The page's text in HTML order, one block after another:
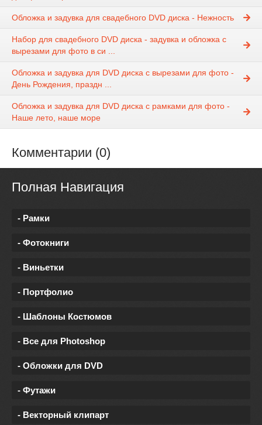
Обложка и задувка для свадебного DVD диска - Нежность
Набор для свадебного DVD диска - задувка и обложка с
вырезами для фото в си ...
Обложка и задувка для DVD диска с вырезами для фото -
День Рождения, праздн ...
Обложка и задувка для DVD диска с рамками для фото -
Наше лето, наше море
Комментарии (0)
Полная Навигация
- Рамки
- Фотокниги
- Виньетки
- Портфолио
- Шаблоны Костюмов
- Все для Photoshop
- Обложки для DVD
- Футажи
- Векторный клипарт